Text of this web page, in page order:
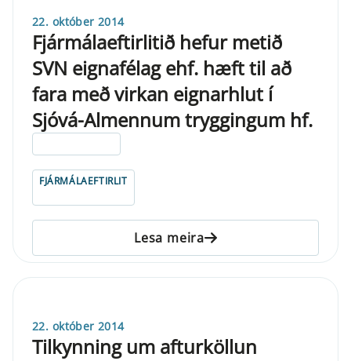
22. október 2014
Fjármálaeftirlitið hefur metið
SVN eignafélag ehf. hæft til að
fara með virkan eignarhlut í
Sjóvá-Almennum tryggingum hf.
FJÁRMÁLAEFTIRLIT
Lesa meira
22. október 2014
Tilkynning um afturköllun